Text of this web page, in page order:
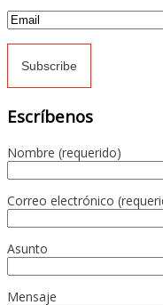
Escríbenos
Nombre (requerido)
Correo electrónico
Asunto
Mensaje